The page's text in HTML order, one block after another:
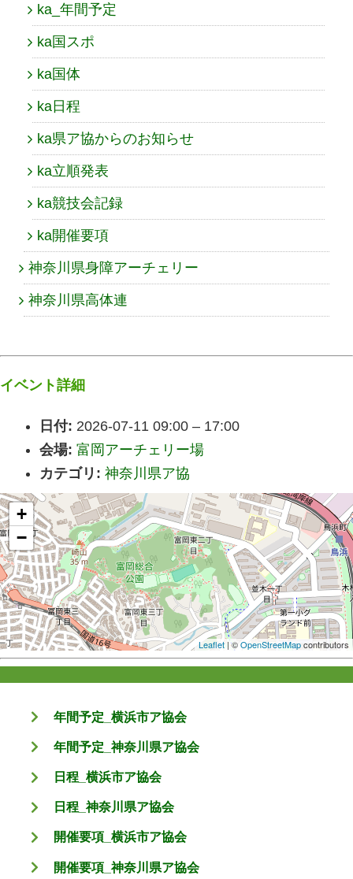
ka_年間予定
ka国スポ
ka国体
ka日程
ka県ア協からのお知らせ
ka立順発表
ka競技会記録
ka開催要項
神奈川県身障アーチェリー
神奈川県高体連
イベント詳細
日付: 2026-07-11 09:00 – 17:00
会場: 富岡アーチェリー場
カテゴリ: 神奈川県ア協
+
−
Leaflet | ©OpenStreetMapcontributors
年間予定_横浜市ア協会
年間予定_神奈川県ア協会
日程_横浜市ア協会
日程_神奈川県ア協会
開催要項_横浜市ア協会
開催要項_神奈川県ア協会